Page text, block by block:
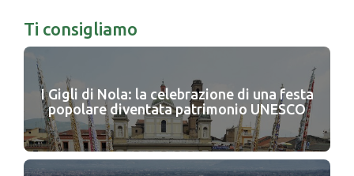
Ti consigliamo
I Gigli di Nola: la celebrazione di una festa
popolare diventata patrimonio UNESCO